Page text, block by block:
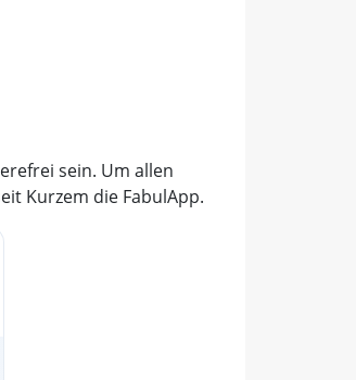
sein. Um allen
Kurzem die FabulApp.